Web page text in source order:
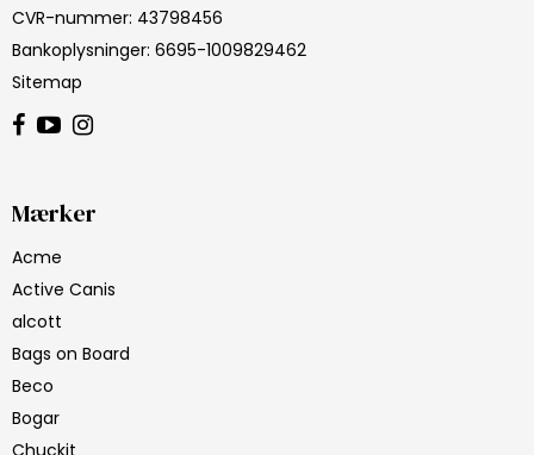
CVR-nummer: 43798456
Bankoplysninger: 6695-1009829462
Sitemap
Mærker
Acme
Active Canis
alcott
Bags on Board
Beco
Bogar
Chuckit